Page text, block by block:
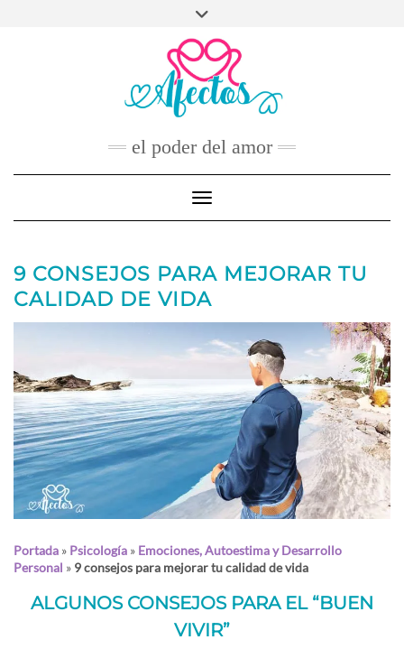
FACEBOOK
TWITTER
INSTAGRAM
PINTEREST
CONTACTO
el poder del amor
Toggle Navigation
9 CONSEJOS PARA MEJORAR TU
CALIDAD DE VIDA
Portada » Psicología » Emociones, Autoestima y Desarrollo
Personal » 9 consejos para mejorar tu calidad de vida
ALGUNOS CONSEJOS PARA EL “BUEN
VIVIR”